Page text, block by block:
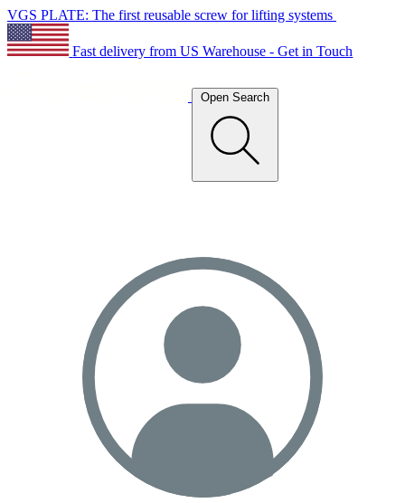
VGS PLATE: The first reusable screw for lifting systems
Fast delivery from US Warehouse - Get in Touch
Open Search